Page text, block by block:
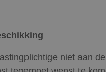
niet aan